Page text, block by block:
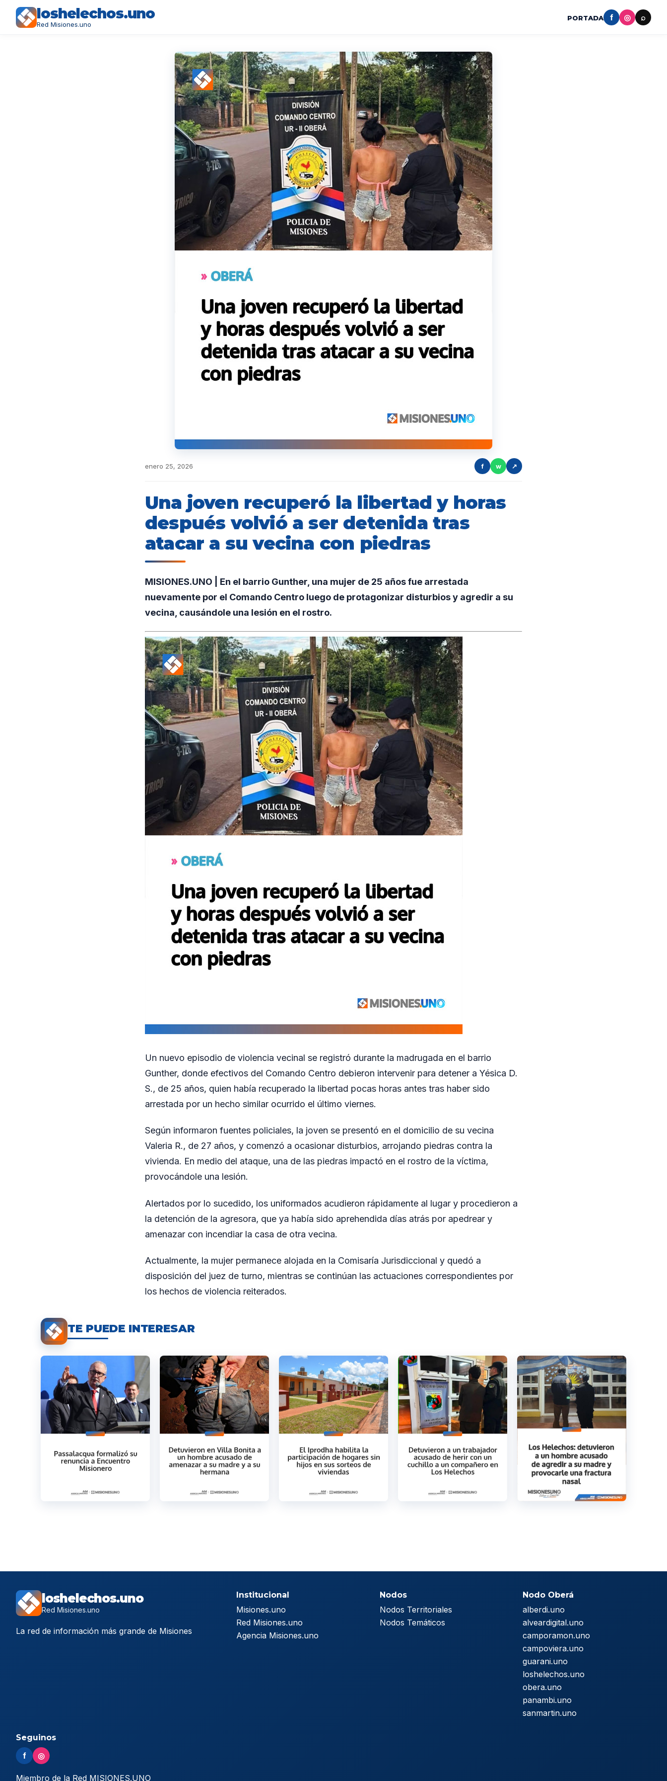
loshelechos.uno
Red Misiones.uno
PORTADA f ◎ ⌕
enero 25, 2026 f w ↗
Una joven recuperó la libertad y horas
después volvió a ser detenida tras
atacar a su vecina con piedras
MISIONES.UNO | En el barrio Gunther, una mujer de 25 años fue arrestada
nuevamente por el Comando Centro luego de protagonizar disturbios y agredir a su
vecina, causándole una lesión en el rostro.
Un nuevo episodio de violencia vecinal se registró durante la madrugada en el barrio
Gunther, donde efectivos del Comando Centro debieron intervenir para detener a Yésica D.
S., de 25 años, quien había recuperado la libertad pocas horas antes tras haber sido
arrestada por un hecho similar ocurrido el último viernes.
Según informaron fuentes policiales, la joven se presentó en el domicilio de su vecina
Valeria R., de 27 años, y comenzó a ocasionar disturbios, arrojando piedras contra la
vivienda. En medio del ataque, una de las piedras impactó en el rostro de la víctima,
provocándole una lesión.
Alertados por lo sucedido, los uniformados acudieron rápidamente al lugar y procedieron a
la detención de la agresora, que ya había sido aprehendida días atrás por apedrear y
amenazar con incendiar la casa de otra vecina.
Actualmente, la mujer permanece alojada en la Comisaría Jurisdiccional y quedó a
disposición del juez de turno, mientras se continúan las actuaciones correspondientes por
los hechos de violencia reiterados.
TE PUEDE INTERESAR
loshelechos.uno
Red Misiones.uno
La red de información más grande de Misiones
Institucional
Misiones.uno
Red Misiones.uno
Agencia Misiones.uno
Nodos
Nodos Territoriales
Nodos Temáticos
Nodo Oberá
alberdi.uno
alveardigital.uno
camporamon.uno
campoviera.uno
guarani.uno
loshelechos.uno
obera.uno
panambi.uno
sanmartin.uno
Seguinos
f ◎
Miembro de la Red MISIONES.UNO